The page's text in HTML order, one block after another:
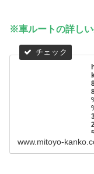
※車ルートの詳し
www.mitoyo-